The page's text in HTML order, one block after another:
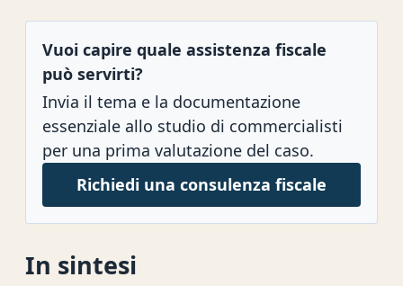
Vuoi capire quale assistenza fiscale
può servirti?
Invia il tema e la documentazione
essenziale allo studio di commercialisti
per una prima valutazione del caso.
Richiedi una consulenza fiscale
In sintesi